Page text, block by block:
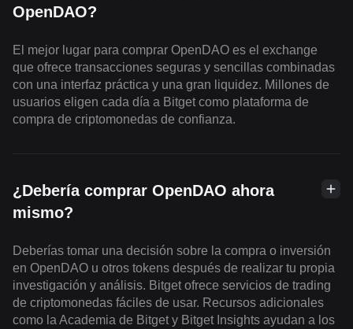
OpenDAO?
El mejor lugar para comprar OpenDAO es el exchange
que ofrece transacciones seguras y sencillas combinadas
con una interfaz práctica y una gran liquidez. Millones de
usuarios eligen cada día a Bitget como plataforma de
compra de criptomonedas de confianza.
¿Debería comprar OpenDAO ahora
mismo?
Deberías tomar una decisión sobre la compra o inversión
en OpenDAO u otros tokens después de realizar tu propia
investigación y análisis. Bitget ofrece servicios de trading
de criptomonedas fáciles de usar. Recursos adicionales
como la Academia de Bitget y Bitget Insights ayudan a los